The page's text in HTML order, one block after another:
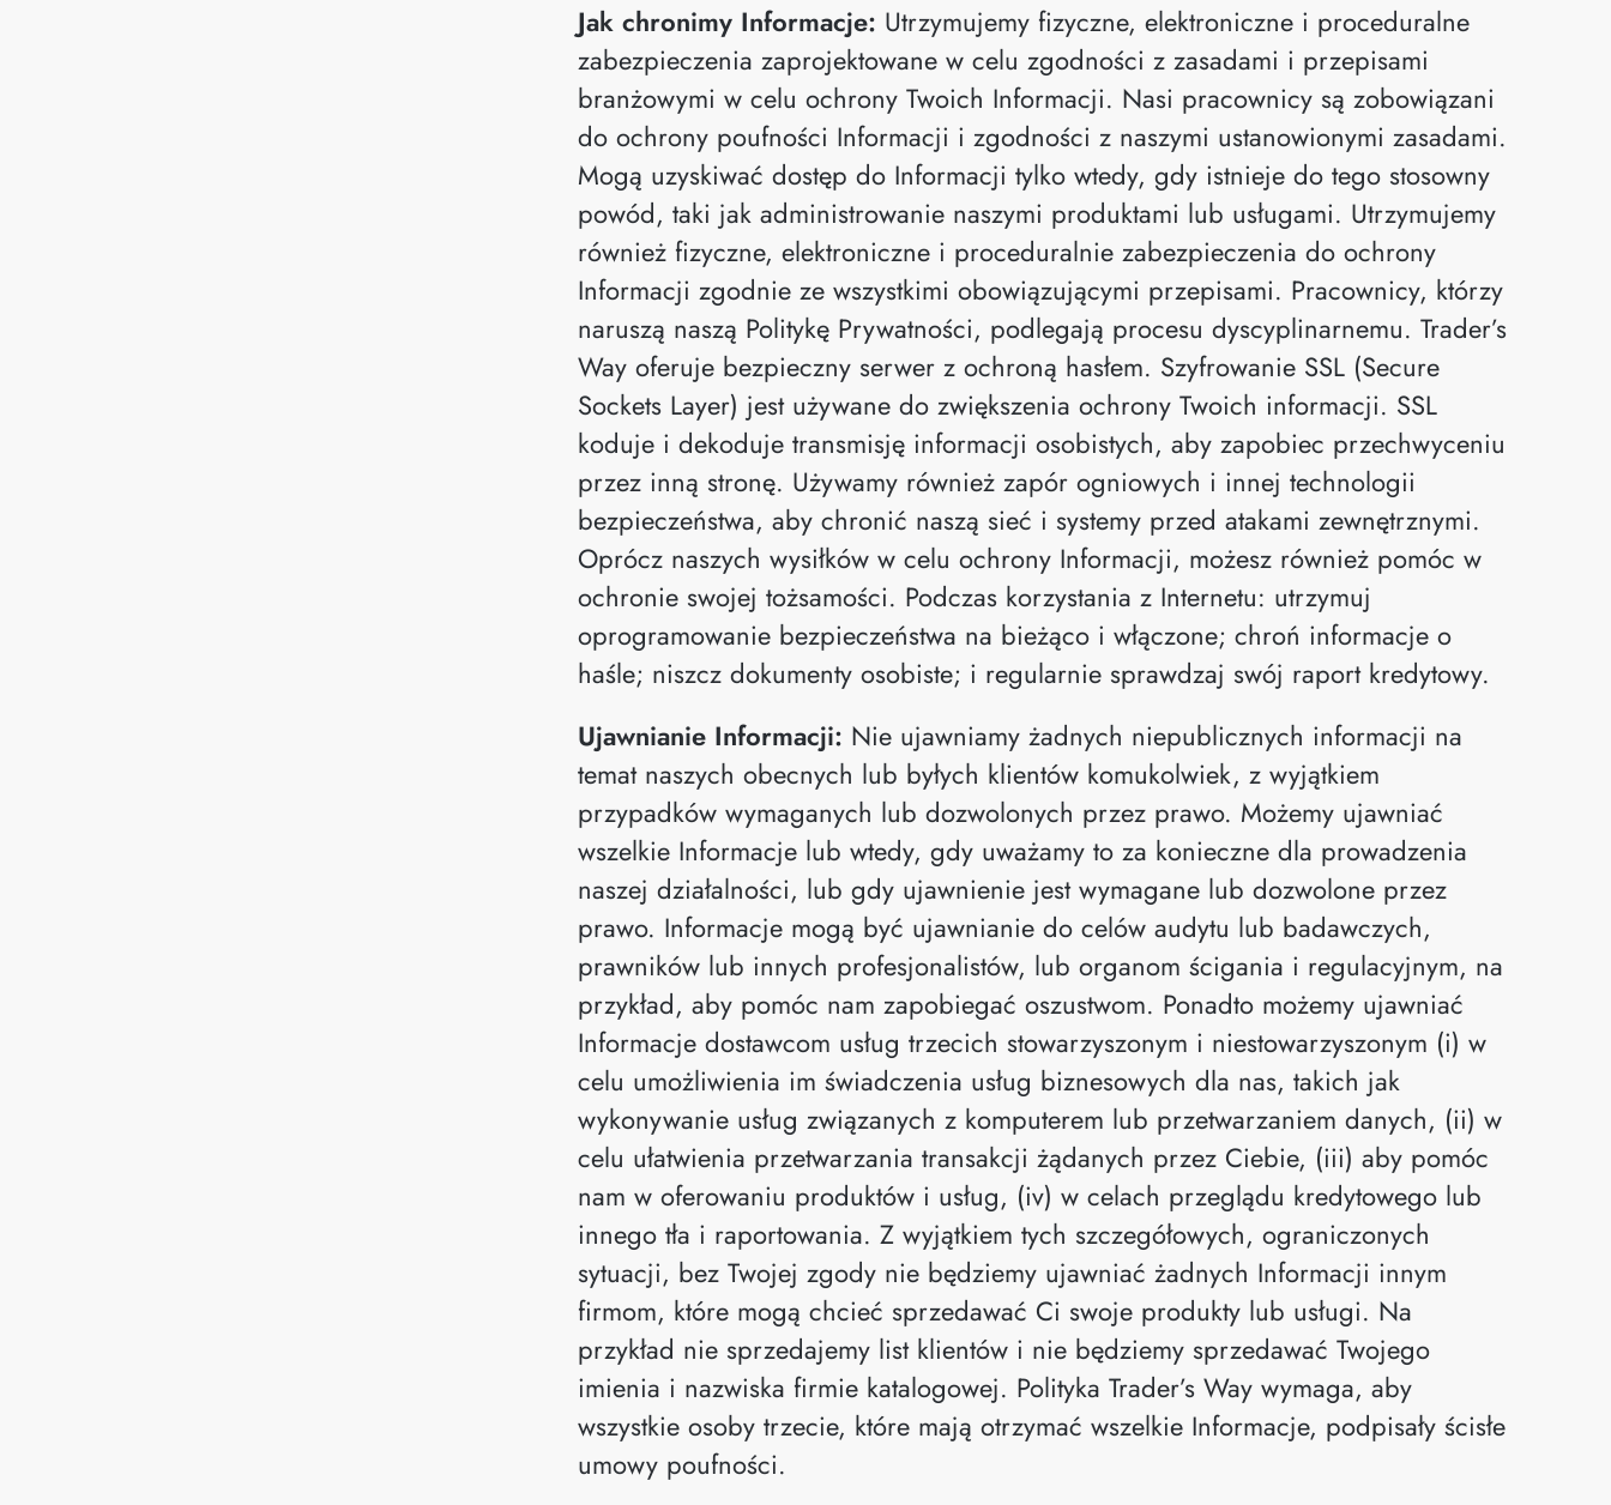
Jak chronimy Informacje: Utrzymujemy fizyczne, elektroniczne i proceduralne
zabezpieczenia zaprojektowane w celu zgodności z zasadami i przepisami
branżowymi w celu ochrony Twoich Informacji. Nasi pracownicy są zobowiązani
do ochrony poufności Informacji i zgodności z naszymi ustanowionymi zasadami.
Mogą uzyskiwać dostęp do Informacji tylko wtedy, gdy istnieje do tego stosowny
powód, taki jak administrowanie naszymi produktami lub usługami. Utrzymujemy
również fizyczne, elektroniczne i proceduralnie zabezpieczenia do ochrony
Informacji zgodnie ze wszystkimi obowiązującymi przepisami. Pracownicy, którzy
naruszą naszą Politykę Prywatności, podlegają procesu dyscyplinarnemu. Trader’s
Way oferuje bezpieczny serwer z ochroną hasłem. Szyfrowanie SSL (Secure
Sockets Layer) jest używane do zwiększenia ochrony Twoich informacji. SSL
koduje i dekoduje transmisję informacji osobistych, aby zapobiec przechwyceniu
przez inną stronę. Używamy również zapór ogniowych i innej technologii
bezpieczeństwa, aby chronić naszą sieć i systemy przed atakami zewnętrznymi.
Oprócz naszych wysiłków w celu ochrony Informacji, możesz również pomóc w
ochronie swojej tożsamości. Podczas korzystania z Internetu: utrzymuj
oprogramowanie bezpieczeństwa na bieżąco i włączone; chroń informacje o
haśle; niszcz dokumenty osobiste; i regularnie sprawdzaj swój raport kredytowy.
Ujawnianie Informacji: Nie ujawniamy żadnych niepublicznych informacji na
temat naszych obecnych lub byłych klientów komukolwiek, z wyjątkiem
przypadków wymaganych lub dozwolonych przez prawo. Możemy ujawniać
wszelkie Informacje lub wtedy, gdy uważamy to za konieczne dla prowadzenia
naszej działalności, lub gdy ujawnienie jest wymagane lub dozwolone przez
prawo. Informacje mogą być ujawnianie do celów audytu lub badawczych,
prawników lub innych profesjonalistów, lub organom ścigania i regulacyjnym, na
przykład, aby pomóc nam zapobiegać oszustwom. Ponadto możemy ujawniać
Informacje dostawcom usług trzecich stowarzyszonym i niestowarzyszonym (i) w
celu umożliwienia im świadczenia usług biznesowych dla nas, takich jak
wykonywanie usług związanych z komputerem lub przetwarzaniem danych, (ii) w
celu ułatwienia przetwarzania transakcji żądanych przez Ciebie, (iii) aby pomóc
nam w oferowaniu produktów i usług, (iv) w celach przeglądu kredytowego lub
innego tła i raportowania. Z wyjątkiem tych szczegółowych, ograniczonych
sytuacji, bez Twojej zgody nie będziemy ujawniać żadnych Informacji innym
firmom, które mogą chcieć sprzedawać Ci swoje produkty lub usługi. Na
przykład nie sprzedajemy list klientów i nie będziemy sprzedawać Twojego
imienia i nazwiska firmie katalogowej. Polityka Trader’s Way wymaga, aby
wszystkie osoby trzecie, które mają otrzymać wszelkie Informacje, podpisały ścisłe
umowy poufności.